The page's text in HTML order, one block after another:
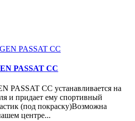
PASSAT CC
PASSAT CC устанавливается на
и придает ему спортивный
(под покраску)Возможна
центре...